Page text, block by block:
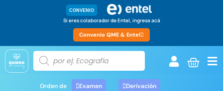
CONVENIO
Si eres colaborador de Entel, ingresa acá
Convenio QME & Entel
Orden de Examen Derivación